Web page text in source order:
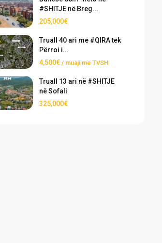
#SHITJE në Breg...
205,000€
Truall 40 ari me #QIRA tek
Përroi i...
4,500€ / muaji me TVSH
Truall 13 ari në #SHITJE
në Sofali
325,000€